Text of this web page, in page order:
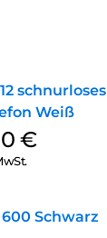
schnurloses
Weiß
€
Schwarz